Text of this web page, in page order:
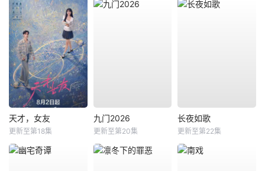
天才，女友
更新至第18集
九门2026
更新至第20集
长夜如歌
更新至第22集